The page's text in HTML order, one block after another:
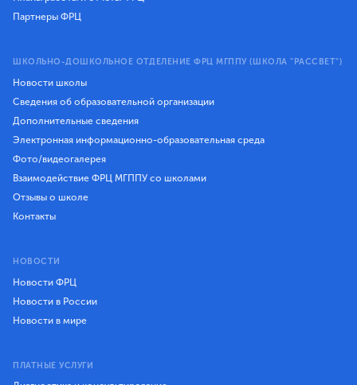
Партнеры ФРЦ
ШКОЛЬНО-ДОШКОЛЬНОЕ ОТДЕЛЕНИЕ ФРЦ МГППУ (ШКОЛА "РАССВЕТ")
Новости школы
Сведения об образовательной организации
Дополнительные сведения
Электронная информационно-образовательная среда
Фото/видеогалерея
Взаимодействие ФРЦ МГППУ со школами
Отзывы о школе
Контакты
НОВОСТИ
Новости ФРЦ
Новости в России
Новости в мире
ПЛАТНЫЕ УСЛУГИ